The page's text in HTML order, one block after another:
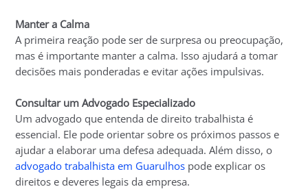
Manter a Calma
A primeira reação pode ser de surpresa ou preocupação,
mas é importante manter a calma. Isso ajudará a tomar
decisões mais ponderadas e evitar ações impulsivas.
Consultar um Advogado Especializado
Um advogado que entenda de direito trabalhista é
essencial. Ele pode orientar sobre os próximos passos e
ajudar a elaborar uma defesa adequada. Além disso, o
advogado trabalhista em Guarulhos pode explicar os
direitos e deveres legais da empresa.